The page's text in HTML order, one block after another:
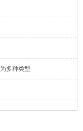
多种类型